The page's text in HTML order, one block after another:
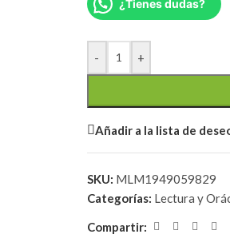
¿Tienes dudas?
- +
Añadir a la lista de
SKU: MLM1949059829
Categorías: Lectura y
Compartir: